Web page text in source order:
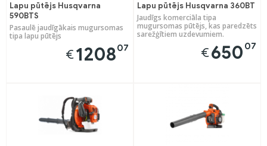
Lapu pūtējs Husqvarna
590BTS
Pasaulē jaudīgākais mugursomas
tipa lapu pūtējs
€120807
Lapu pūtējs Husqvarna 360BT
Jaudīgs komerciāla tipa
mugursomas pūtējs, kas paredzēts
sarežģītiem uzdevumiem.
€650 07